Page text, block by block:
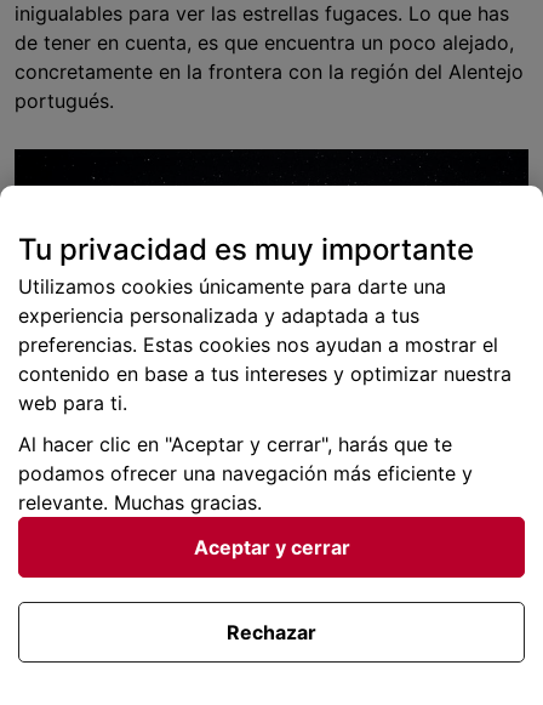
inigualables para ver las estrellas fugaces. Lo que has
de tener en cuenta, es que encuentra un poco alejado,
concretamente en la frontera con la región del Alentejo
portugués.
Tu privacidad es muy importante
Utilizamos cookies únicamente para darte una
experiencia personalizada y adaptada a tus
preferencias. Estas cookies nos ayudan a mostrar el
contenido en base a tus intereses y optimizar nuestra
web para ti.
Al hacer clic en "Aceptar y cerrar", harás que te
podamos ofrecer una navegación más eficiente y
relevante. Muchas gracias.
Aceptar y cerrar
Rechazar